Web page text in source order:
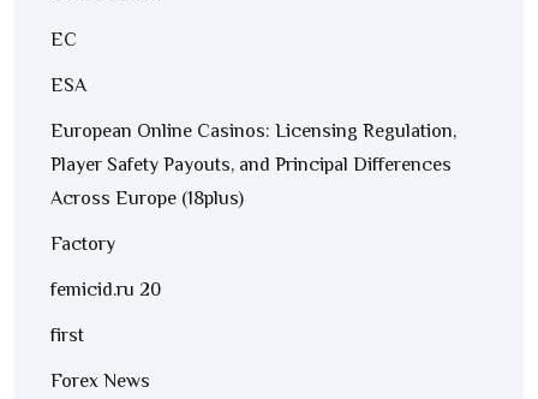
EC
ESA
European Online Casinos: Licensing Regulation,
Player Safety Payouts, and Principal Differences
Across Europe (18plus)
Factory
femicid.ru 20
first
Forex News